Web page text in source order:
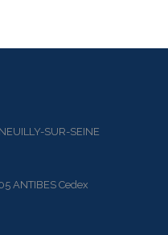
SUR-SEINE
ANTIBES Cedex